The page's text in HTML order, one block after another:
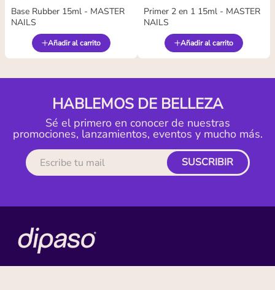
Base Rubber 15ml - MASTER
NAILS
Añadir al carrito
Primer 2 en 1 15ml - MASTER
NAILS
Añadir al carrito
HABLEMOS DE BELLEZA
Sé el primero en conocer de nuestras
promociones, lanzamientos, eventos y mucho más.
SUSCRIBIR